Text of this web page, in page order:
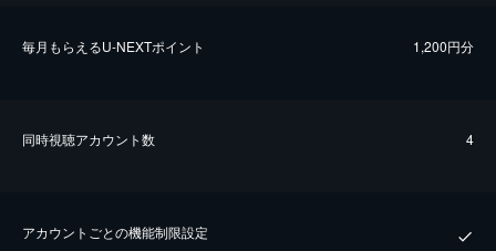
毎⽉もらえるU-NEXTポイント 1,200円分
同時視聴アカウント数 4
アカウントごとの機能制限設定